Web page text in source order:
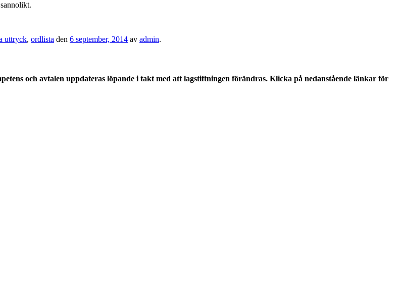
uttryck, ordlista den 6 september, 2014 av admin.
och avtalen uppdateras löpande i takt med att lagstiftningen förändras. Klicka på nedanstående länkar för